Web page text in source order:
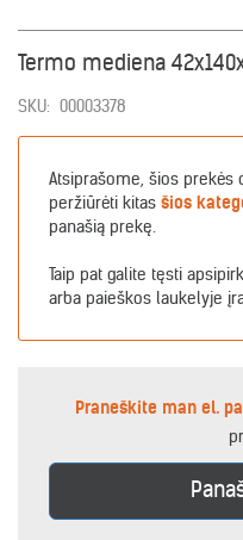
Termo mediena
SKU: 00003378
Atsiprašome, šios prekės
peržiūrėti kitas šios
panašią prekę.
Taip pat galite tęsti
arba paieškos laukelyje
Praneškite man el.